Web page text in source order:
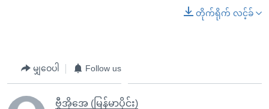
တိုက်ရိုက် လင့်ခ်
မျှဝေပါ Follow us
ဗွီအိုအေ (မြန်မာပိုင်း)